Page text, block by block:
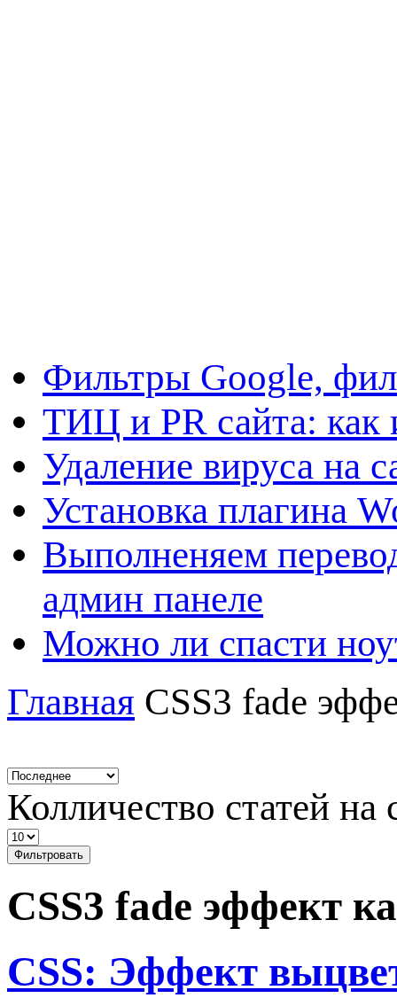
Фильтры Google,
ТИЦ и PR сайта: как
Удаление вируса на
Установка плагина
Выполненяем
админ панеле
Можно ли спасти
Главная CSS3 fade
Колличество статей на
Фильтровать
CSS3 fade эффект
CSS: Эффект